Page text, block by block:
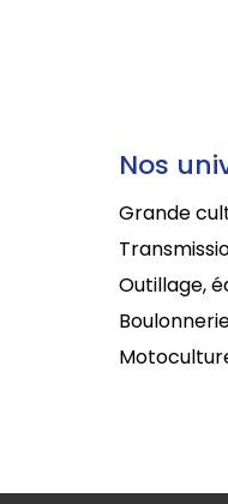
Nos
Grande
Outillage,